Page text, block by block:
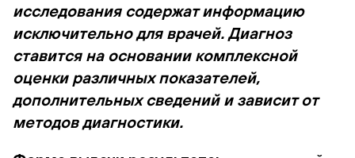
исследования содержат информацию
исключительно для врачей. Диагноз
ставится на основании комплексной
оценки различных показателей,
дополнительных сведений и зависит от
методов диагностики.